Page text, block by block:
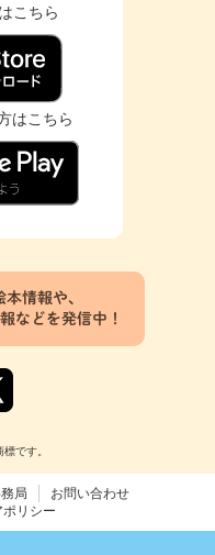
こちら
はこちら
情報や、
などを発信中！
です。
局
お問い合わせ
リシー